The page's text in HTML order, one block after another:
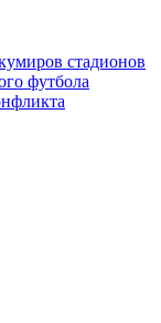
стадионов
футбола